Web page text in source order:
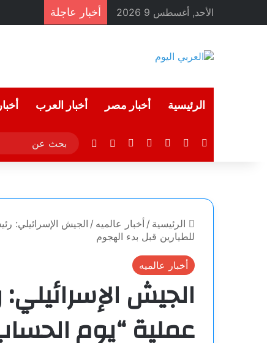
الأحد, أغسطس 9 2026 أخبار عاجلة
الرئيسية أخبار مصر أخبار العرب
فيسبوك لينكدإن‫YouTubeانستقراممقال عشوائي
الوضع المظلم
الرئيسية / أخبار عالميه / الجيش الإسرائيلي:
للطيارين قبل بدء الهجوم
أخبار عالميه
الجيش
عملية “يوم